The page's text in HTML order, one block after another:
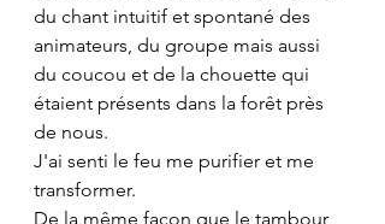
du chant intuitif et spontané des
animateurs, du groupe mais aussi
du coucou et de la chouette qui
étaient présents dans la forêt près
de nous.
J'ai senti le feu me purifier et me
transformer.
De la même façon que le tambour